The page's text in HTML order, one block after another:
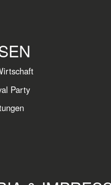
Party